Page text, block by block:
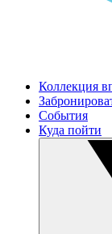
Коллекция
События
Куда пойти